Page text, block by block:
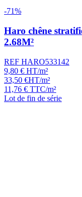
-71%
Haro chêne
2.68M²
REF HARO533142
9,80 € HT/m²
33,50 €HT/m²
11,76 € TTC/m²
Lot de fin de série